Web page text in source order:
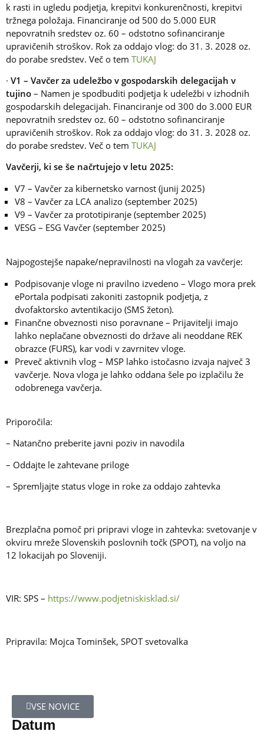
VSE NOVICE
Datum
k rasti in ugledu podjetja, krepitvi konkurenčnosti, krepitvi
tržnega položaja. Financiranje od 500 do 5.000 EUR
nepovratnih sredstev oz. 60 – odstotno sofinanciranje
upravičenih stroškov. Rok za oddajo vlog: do 31. 3. 2028 oz.
do porabe sredstev. Več o tem TUKAJ
· V1 – Vavčer za udeležbo v gospodarskih delegacijah v
tujino – Namen je spodbuditi podjetja k udeležbi v izhodnih
gospodarskih delegacijah. Financiranje od 300 do 3.000 EUR
nepovratnih sredstev oz. 60 – odstotno sofinanciranje
upravičenih stroškov. Rok za oddajo vlog: do 31. 3. 2028 oz.
do porabe sredstev. Več o tem TUKAJ
Vavčerji, ki se še načrtujejo v letu 2025:
V7 – Vavčer za kibernetsko varnost (junij 2025)
V8 – Vavčer za LCA analizo (september 2025)
V9 – Vavčer za prototipiranje (september 2025)
VESG – ESG Vavčer (september 2025)
Najpogostejše napake/nepravilnosti na vlogah za vavčerje:
Podpisovanje vloge ni pravilno izvedeno – Vlogo mora prek
ePortala podpisati zakoniti zastopnik podjetja, z
dvofaktorsko avtentikacijo (SMS žeton).
Finančne obveznosti niso poravnane – Prijavitelji imajo
lahko neplačane obveznosti do države ali neoddane REK
obrazce (FURS), kar vodi v zavrnitev vloge.
Preveč aktivnih vlog – MSP lahko istočasno izvaja največ 3
vavčerje. Nova vloga je lahko oddana šele po izplačilu že
odobrenega vavčerja.
Priporočila:
– Natančno preberite javni poziv in navodila
– Oddajte le zahtevane priloge
– Spremljajte status vloge in roke za oddajo zahtevka
Brezplačna pomoč pri pripravi vloge in zahtevka: svetovanje v
okviru mreže Slovenskih poslovnih točk (SPOT), na voljo na
12 lokacijah po Sloveniji.
VIR: SPS – https://www.podjetniskisklad.si/
Pripravila: Mojca Tominšek, SPOT svetovalka